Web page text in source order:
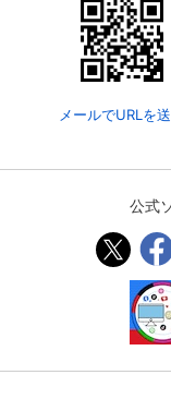
メールでURLを
公式